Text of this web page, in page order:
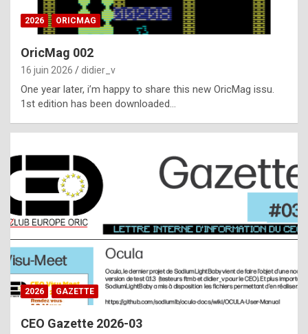
ff
i
l
t
t
s
t
a
s
i
2026 ORICMAG
OricMag 002
16 juin 2026 didier_v
One year later, i’m happy to share this new OricMag issu.
1st edition has been downloaded…
2026 GAZETTE
CEO Gazette 2026-03